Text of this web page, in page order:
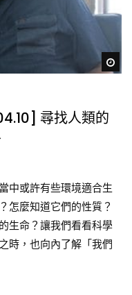
尋找人類的
中或許有些環境適合生
怎麼知道它們的性質？
生命？讓我們看看科學
時，也向內了解「我們